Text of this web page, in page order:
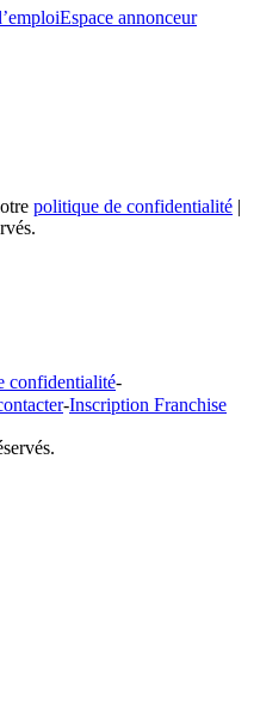
Espace annonceur
politique de confidentialité |
confidentialité-
-Inscription Franchise